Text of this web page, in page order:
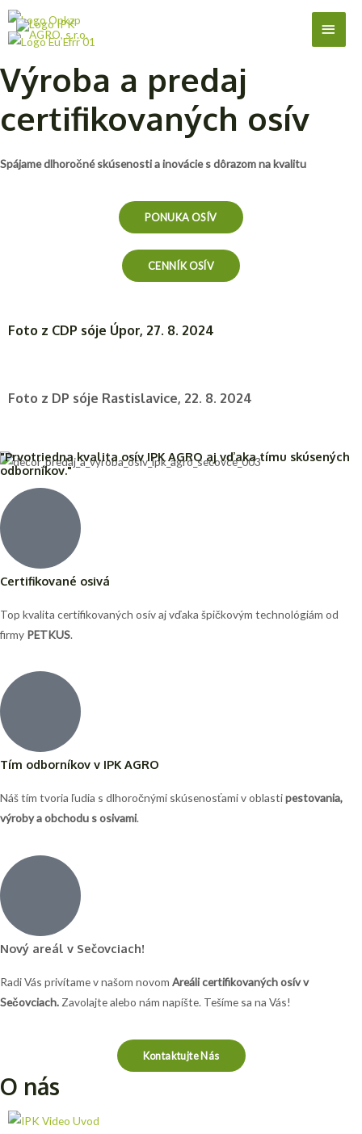
Výroba a predaj
certifikovaných osív
Spájame dlhoročné skúsenosti a inovácie s dôrazom na kvalitu
PONUKA OSÍV
CENNÍK OSÍV
Foto z CDP sóje Úpor, 27. 8. 2024
Foto z DP sóje Rastislavice, 22. 8. 2024
"Prvotriedna kvalita osív IPK AGRO aj vďaka tímu skúsených
odborníkov."
Certifikované osivá
Top kvalita certifikovaných osív aj vďaka špičkovým technológiám od
firmy PETKUS.
Tím odborníkov v IPK AGRO
Náš tím tvoria ľudia s dlhoročnými skúsenosťami v oblastipestovania,
výroby a obchodu s osivami.
Nový areál v Sečovciach!
Radi Vás privítame v našom novom Areáli certifikovaných osív v
Sečovciach. Zavolajte alebo nám napíšte. Tešíme sa na Vás!
Kontaktujte Nás
O nás